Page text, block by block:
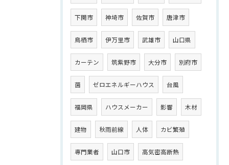
下関市 神埼市 佐賀市 唐津市
鳥栖市 伊万里市 武雄市 山口県
カーテン 筑紫野市 大分市 別府市
菌 ゼロエネルギーハウス 台風
福岡県 ハウスメーカー 影響 木材
建物 秋雨前線 人体 カビ繁殖
専門業者 山口市 高気密高断熱